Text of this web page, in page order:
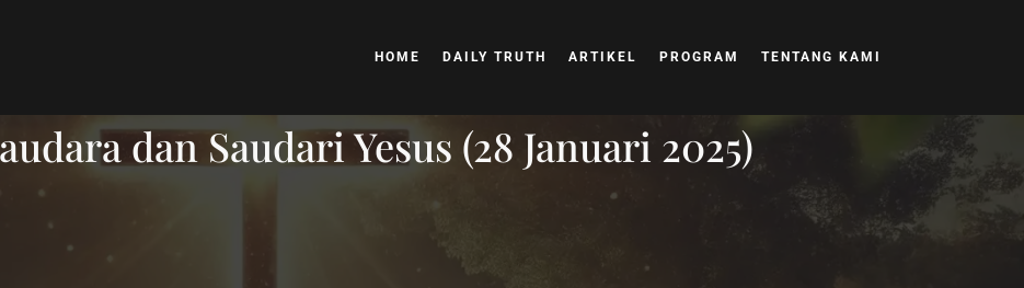
HOME DAILY TRUTH ARTIKEL PROGRAM TENTANG KAMI
dan Saudari Yesus (28 Januari 2025)